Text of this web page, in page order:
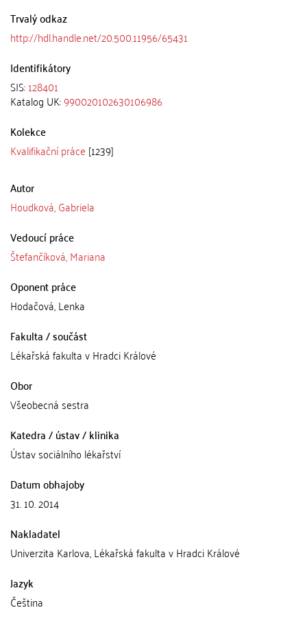
Trvalý odkaz
http://hdl.handle.net/20.500.11956/65431
Identifikátory
SIS:128401
Katalog UK:990020102630106986
Kolekce
Kvalifikační práce [1239]
Autor
Houdková, Gabriela
Vedoucí práce
Štefančíková, Mariana
Oponent práce
Hodačová, Lenka
Fakulta / součást
Lékařská fakulta v Hradci Králové
Obor
Všeobecná sestra
Katedra / ústav / klinika
Ústav sociálního lékařství
Datum obhajoby
31. 10. 2014
Nakladatel
Univerzita Karlova, Lékařská fakulta v Hradci Králové
Jazyk
Čeština